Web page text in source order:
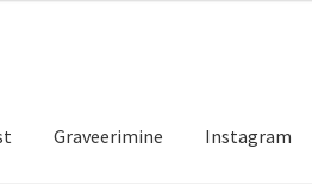
Graveerimine Instagram